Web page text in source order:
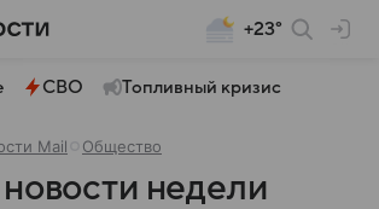
+23°
СВО Топливный кризис
Mail Общество
недели